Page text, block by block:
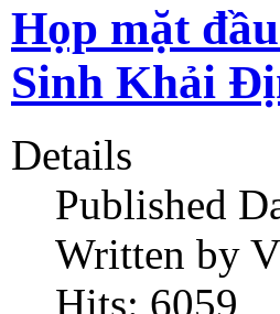
Họp mặt
Sinh Khải
Details
Published
Written by
Hits: 6059